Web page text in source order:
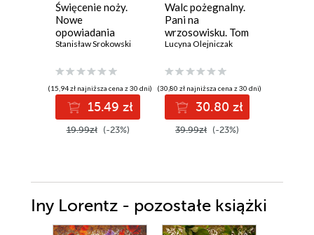
Święcenie noży.
Nowe
opowiadania
kresowe
Stanisław Srokowski
(15,94 zł najniższa cena z 30 dni)
15.49 zł
19.99zł (-23%)
Walc pożegnalny.
Pani na
wrzosowisku. Tom
4.
Lucyna Olejniczak
(30,80 zł najniższa cena z 30 dni)
30.80 zł
39.99zł (-23%)
Iny Lorentz - pozostałe książki